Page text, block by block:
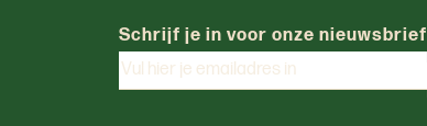
Schrijf je in voor onze nieuwsbrief